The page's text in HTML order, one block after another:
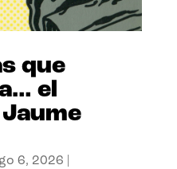
que
el
6, 2026